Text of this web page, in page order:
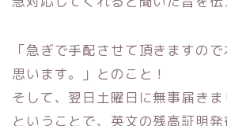
「急ぎで手配させて頂きますの
思います。」 とのこと！
そして、翌日土曜日に無事届きま
ということで、 英文の残高証明